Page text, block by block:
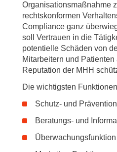
Organisationsmaßnahme
rechtskonformen
Compliance ganz
soll Vertrauen in die
potentielle Schäden von
Mitarbeitern und
Reputation der MHH
Die wichtigsten
Schutz- und
Beratungs- und
Überwachungsfunktion